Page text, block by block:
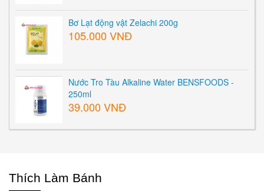
Bơ Lạt động vật Zelachi 200g
105.000 VNĐ
Nước Tro Tàu Alkaline Water BENSFOODS -
250ml
39.000 VNĐ
Thích Làm Bánh